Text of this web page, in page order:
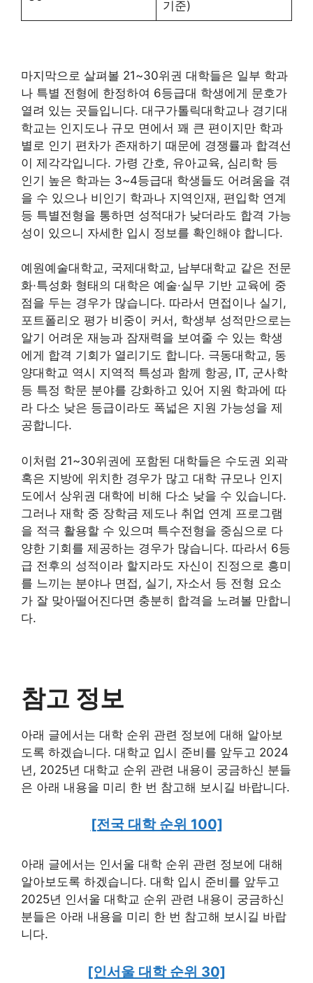
기준)
마지막으로 살펴볼 21~30위권 대학들은 일부 학과
나 특별 전형에 한정하여 6등급대 학생에게 문호가
열려 있는 곳들입니다. 대구가톨릭대학교나 경기대
학교는 인지도나 규모 면에서 꽤 큰 편이지만 학과
별로 인기 편차가 존재하기 때문에 경쟁률과 합격선
이 제각각입니다. 가령 간호, 유아교육, 심리학 등
인기 높은 학과는 3~4등급대 학생들도 어려움을 겪
을 수 있으나 비인기 학과나 지역인재, 편입학 연계
등 특별전형을 통하면 성적대가 낮더라도 합격 가능
성이 있으니 자세한 입시 정보를 확인해야 합니다.
예원예술대학교, 국제대학교, 남부대학교 같은 전문
화·특성화 형태의 대학은 예술·실무 기반 교육에 중
점을 두는 경우가 많습니다. 따라서 면접이나 실기,
포트폴리오 평가 비중이 커서, 학생부 성적만으로는
알기 어려운 재능과 잠재력을 보여줄 수 있는 학생
에게 합격 기회가 열리기도 합니다. 극동대학교, 동
양대학교 역시 지역적 특성과 함께 항공, IT, 군사학
등 특정 학문 분야를 강화하고 있어 지원 학과에 따
라 다소 낮은 등급이라도 폭넓은 지원 가능성을 제
공합니다.
이처럼 21~30위권에 포함된 대학들은 수도권 외곽
혹은 지방에 위치한 경우가 많고 대학 규모나 인지
도에서 상위권 대학에 비해 다소 낮을 수 있습니다.
그러나 재학 중 장학금 제도나 취업 연계 프로그램
을 적극 활용할 수 있으며 특수전형을 중심으로 다
양한 기회를 제공하는 경우가 많습니다. 따라서 6등
급 전후의 성적이라 할지라도 자신이 진정으로 흥미
를 느끼는 분야나 면접, 실기, 자소서 등 전형 요소
가 잘 맞아떨어진다면 충분히 합격을 노려볼 만합니
다.
참고 정보
아래 글에서는 대학 순위 관련 정보에 대해 알아보
도록 하겠습니다. 대학교 입시 준비를 앞두고 2024
년, 2025년 대학교 순위 관련 내용이 궁금하신 분들
은 아래 내용을 미리 한 번 참고해 보시길 바랍니다.
[전국 대학 순위 100]
아래 글에서는 인서울 대학 순위 관련 정보에 대해
알아보도록 하겠습니다. 대학 입시 준비를 앞두고
2025년 인서울 대학교 순위 관련 내용이 궁금하신
분들은 아래 내용을 미리 한 번 참고해 보시길 바랍
니다.
[인서울 대학 순위 30]